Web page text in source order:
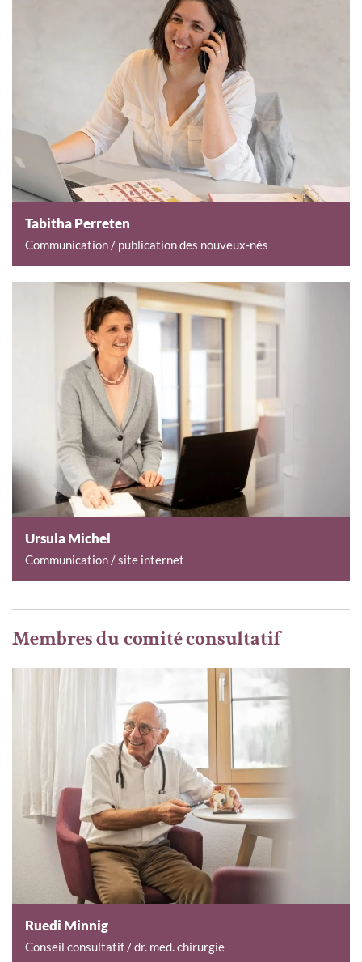
Tabitha Perreten
Communication / publication des nouveux-nés
Ursula Michel
Communication / site internet
Membres du comité consultatif
Ruedi Minnig
Conseil consultatif / dr. med. chirurgie